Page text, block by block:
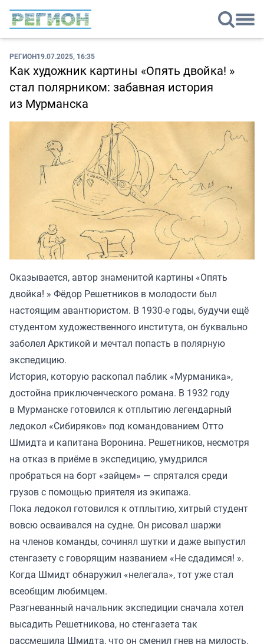
РЕГИОН19.07.2025, 16:35
Как художник картины «Опять двойка! »
стал полярником: забавная история
из Мурманска
Оказывается, автор знаменитой картины «Опять
двойка! » Фёдор Решетников в молодости был
настоящим авантюристом. В 1930-е годы, будучи ещё
студентом художественного института, он буквально
заболел Арктикой и мечтал попасть в полярную
экспедицию.
История, которую раскопал паблик «Мурманика»,
достойна приключенческого романа. В 1932 году
в Мурманске готовился к отплытию легендарный
ледокол «Сибиряков» под командованием Отто
Шмидта и капитана Воронина. Решетников, несмотря
на отказ в приёме в экспедицию, умудрился
пробраться на борт «зайцем» — спрятался среди
грузов с помощью приятеля из экипажа.
Пока ледокол готовился к отплытию, хитрый студент
вовсю осваивался на судне. Он рисовал шаржи
на членов команды, сочинял шутки и даже выпустил
стенгазету с говорящим названием «Не сдадимся! ».
Когда Шмидт обнаружил «нелегала», тот уже стал
всеобщим любимцем.
Разгневанный начальник экспедиции сначала хотел
высадить Решетникова, но стенгазета так
рассмешила Шмидта, что он сменил гнев на милость.